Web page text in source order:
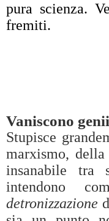
pura scienza.
fremiti.
Vaniscono
Stupisce
marxismo,
insanabile
intendono
detronizzazione